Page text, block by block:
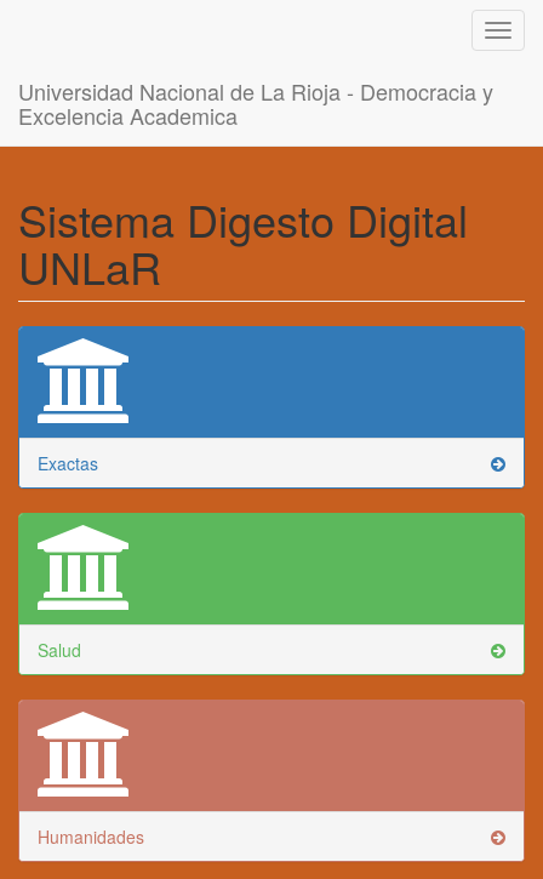
Universidad Nacional de La Rioja - Democracia y
Excelencia Academica
Sistema Digesto Digital
UNLaR
Exactas
Salud
Humanidades